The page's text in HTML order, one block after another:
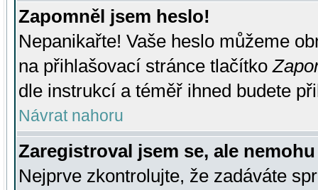
Zapomněl jsem heslo!
Nepanikařte! Vaše heslo můžeme
na přihlašovací stránce tlačítko
dle instrukcí a téměř ihned budete
Návrat nahoru
Zaregistroval jsem se, ale
Nejprve zkontrolujte, že zadáváte